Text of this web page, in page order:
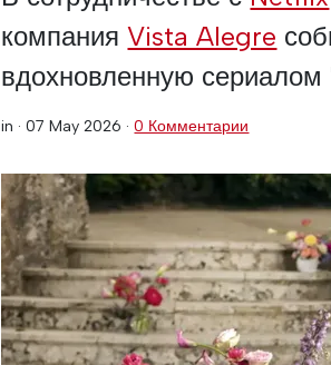
компанияVista Alegre
вдохновленную сериалом
in ·07 May 2026 ·0 Комментарии